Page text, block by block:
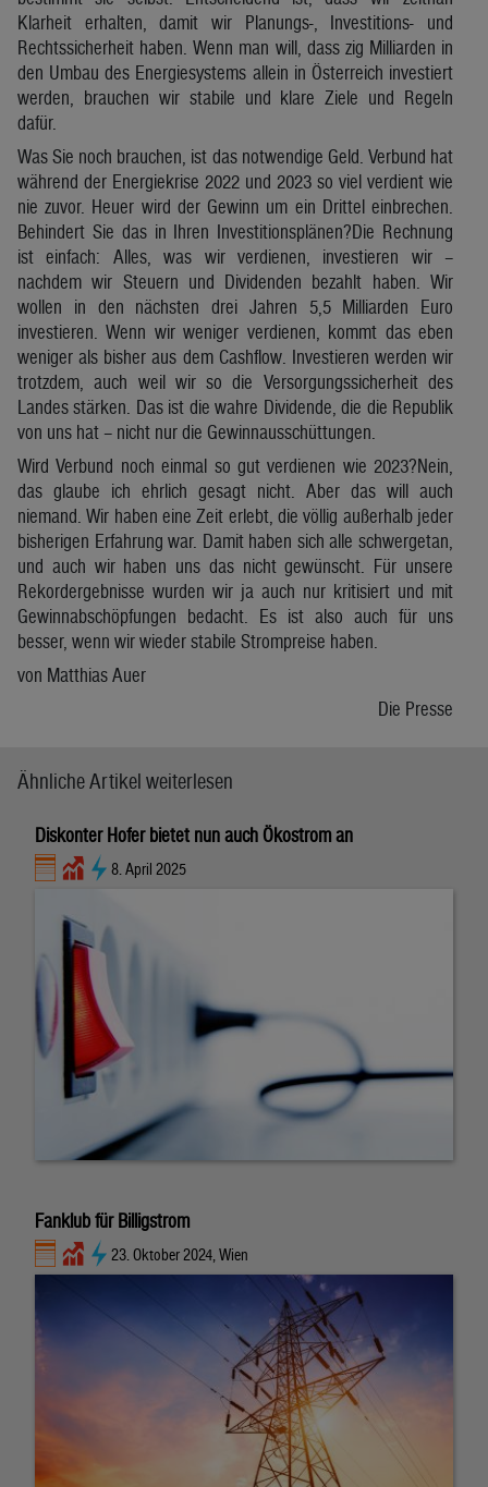
Klarheit erhalten, damit wir Planungs-, Investitions- und
Rechtssicherheit haben. Wenn man will, dass zig Milliarden in
den Umbau des Energiesystems allein in Österreich investiert
werden, brauchen wir stabile und klare Ziele und Regeln
dafür.
Was Sie noch brauchen, ist das notwendige Geld. Verbund hat
während der Energiekrise 2022 und 2023 so viel verdient wie
nie zuvor. Heuer wird der Gewinn um ein Drittel einbrechen.
Behindert Sie das in Ihren Investitionsplänen?Die Rechnung
ist einfach: Alles, was wir verdienen, investieren wir –
nachdem wir Steuern und Dividenden bezahlt haben. Wir
wollen in den nächsten drei Jahren 5,5 Milliarden Euro
investieren. Wenn wir weniger verdienen, kommt das eben
weniger als bisher aus dem Cashflow. Investieren werden wir
trotzdem, auch weil wir so die Versorgungssicherheit des
Landes stärken. Das ist die wahre Dividende, die die Republik
von uns hat – nicht nur die Gewinnausschüttungen.
Wird Verbund noch einmal so gut verdienen wie 2023?Nein,
das glaube ich ehrlich gesagt nicht. Aber das will auch
niemand. Wir haben eine Zeit erlebt, die völlig außerhalb jeder
bisherigen Erfahrung war. Damit haben sich alle schwergetan,
und auch wir haben uns das nicht gewünscht. Für unsere
Rekordergebnisse wurden wir ja auch nur kritisiert und mit
Gewinnabschöpfungen bedacht. Es ist also auch für uns
besser, wenn wir wieder stabile Strompreise haben.
von Matthias Auer
Die Presse
Ähnliche Artikel weiterlesen
Diskonter Hofer bietet nun auch Ökostrom an
8. April 2025
Fanklub für Billigstrom
23. Oktober 2024, Wien